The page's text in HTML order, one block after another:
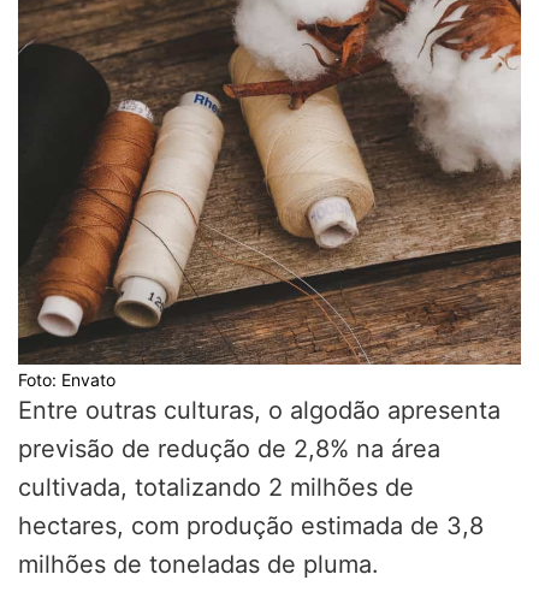
Foto: Envato
Entre outras culturas, o algodão apresenta
previsão de redução de 2,8% na área
cultivada, totalizando 2 milhões de
hectares, com produção estimada de 3,8
milhões de toneladas de pluma.